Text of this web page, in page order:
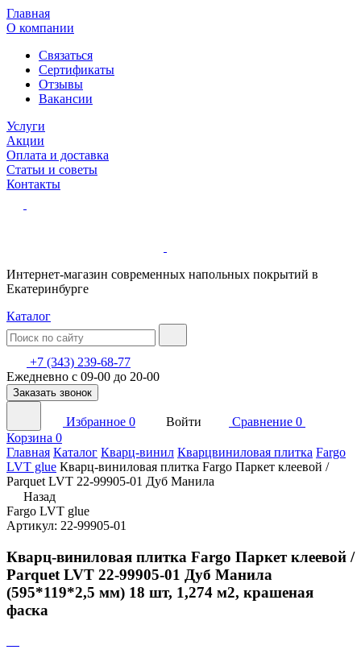
Главная
О компании
Связаться
Сертификаты
Отзывы
Вакансии
Услуги
Акции
Оплата и доставка
Статьи и советы
Контакты
Интернет-магазин современных напольных покрытий в
Екатеринбурге
Каталог
+7 (343) 239-68-77
Ежедневно с 09-00 до 20-00
Заказать звонок
Избранное 0 Войти Сравнение 0
Корзина 0
Главная Каталог Кварц-винил Кварцвиниловая плитка Fargo
LVT glue Кварц-виниловая плитка Fargo Паркет клеевой /
Parquet LVT 22-99905-01 Дуб Манила
Назад
Fargo LVT glue
Артикул: 22-99905-01
Кварц-виниловая плитка Fargo Паркет клеевой /
Parquet LVT 22-99905-01 Дуб Манила
(595*119*2,5 мм) 18 шт, 1,274 м2, крашеная
фаска